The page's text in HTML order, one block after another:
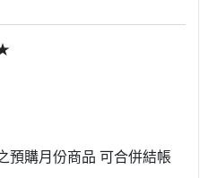
預購月份商品 可合併結帳